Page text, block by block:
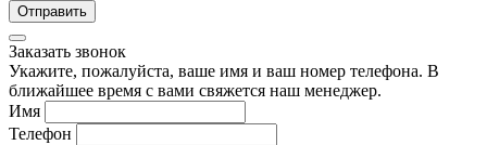
Отправить
Заказать звонок
Укажите, пожалуйста, ваше имя и ваш номер телефона. В
ближайшее время с вами свяжется наш менеджер.
Имя
Телефон